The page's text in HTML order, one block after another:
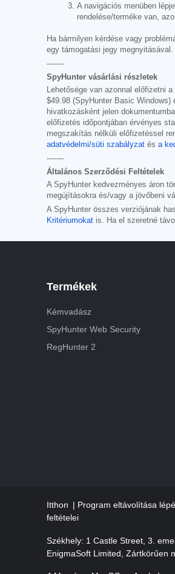
A navigációs menüben
rendelése/terméke van,
Ha bármilyen kérdése vagy
egy támogatási jegy megnyitásával.
-------
SpyHunter vásárlási részletek
Lehetősége van azonnal előfizetni
$49.98 (SpyHunter Basic Windows)
hivatkozásként jelen
előfizetés időpontjában érvényes
megszakítás nélküli előfizetéssel
adatvédelmi/süti szabályzat és a
-------
Általános Szerződési Feltételek
A SpyHunter kedvezményes áron
megújításokra és/vagy a jövőbeni
A SpyHunter összes verziójának
Kritériumokat is. Ha el szeretné
Termékek
Kémvadász
SpyHunter Web Security
RegHunter 2
Itthon Program eltávolítása
feltételei
Székhely: 1 Castle Street, 3.
EnigmaSoft Limited, Zártkörűen